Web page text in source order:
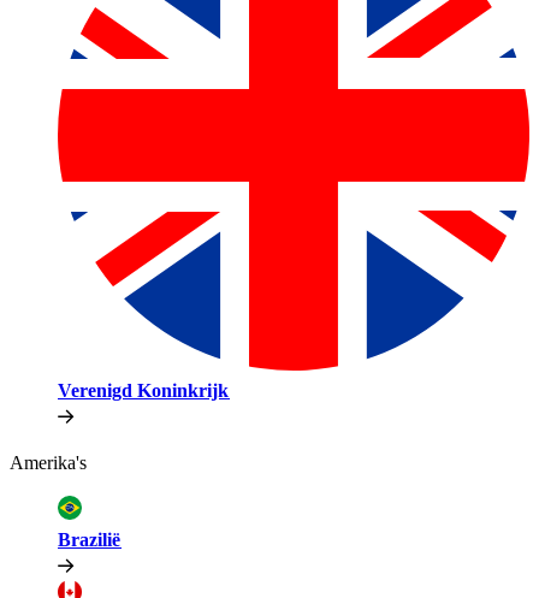
Verenigd Koninkrijk​​
Amerika's​​
Brazilië​​